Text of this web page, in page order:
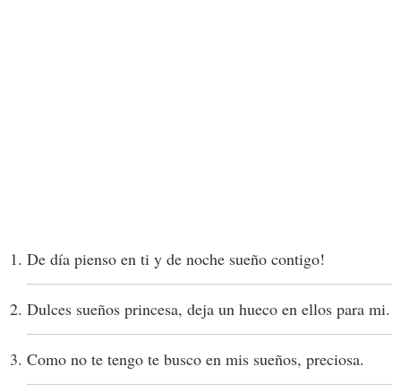
De día pienso en ti y de noche sueño contigo!
Dulces sueños princesa, deja un hueco en ellos para mi.
Como no te tengo te busco en mis sueños, preciosa.